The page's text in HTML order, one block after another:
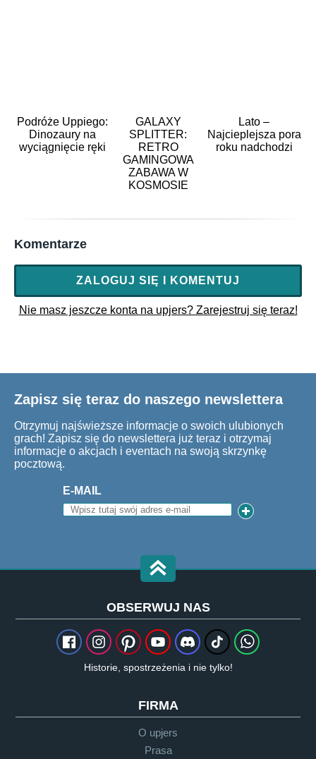
Podróże Uppiego:
Dinozaury na
wyciągnięcie ręki
GALAXY
SPLITTER:
RETRO
GAMINGOWA
ZABAWA W
KOSMOSIE
Lato –
Najcieplejsza pora
roku nadchodzi
Komentarze
ZALOGUJ SIĘ I KOMENTUJ
Nie masz jeszcze konta na upjers? Zarejestruj się teraz!
Zapisz się teraz do naszego newslettera
Otrzymuj najświeższe informacje o swoich ulubionych
grach! Zapisz się do newslettera już teraz i otrzymaj
informacje o akcjach i eventach na swoją skrzynkę
pocztową.
E-MAIL
OBSERWUJ NAS
Historie, spostrzeżenia i nie tylko!
FIRMA
O upjers
Prasa